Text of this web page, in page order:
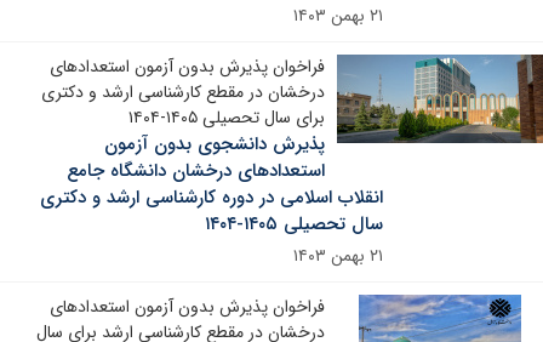
۲۱ بهمن ۱۴۰۳
فراخوان پذیرش بدون آزمون استعدادهای
درخشان در مقطع کارشناسی ارشد و دکتری
برای سال تحصیلی ۱۴۰۵-۱۴۰۴
پذیرش دانشجوی بدون آزمون
استعدادهای درخشان دانشگاه جامع
انقلاب اسلامی در دوره کارشناسی ارشد و دکتری
سال تحصیلی ۱۴۰۵-۱۴۰۴
۲۱ بهمن ۱۴۰۳
فراخوان پذیرش بدون آزمون استعدادهای
درخشان در مقطع کارشناسی ارشد برای سال